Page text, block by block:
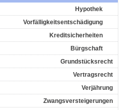
Hypothek
Vorfälligkeitsentschädigung
Kreditsicherheiten
Bürgschaft
Grundstücksrecht
Vertragsrecht
Verjährung
Zwangsversteigerungen